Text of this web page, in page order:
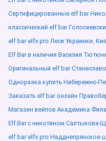
Сертифицированные elf bar
классический elf bar
elf bar elfx pro Леси Украинки,
Elf Bar в наличии Василия
Оригинальный elf bar
Одноразка купить Набережно-
Заказать elf bar онлайн
Магазин вейпов Академика
Elf Bar с никотином Салтыкова-
elf bar elfx pro Надднепрянское